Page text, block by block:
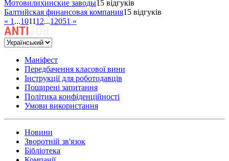
Мотовилихинские заводы15 відгуків
Балтийская финансовая компания15 відгуків
« 1 ...101112...12051 »
Маніфест
Передбачення класової вини
Інструкції для роботодавців
Поширені запитання
Політика конфіденційності
Умови використання
Новини
Зворотній зв'язок
Бібліотека